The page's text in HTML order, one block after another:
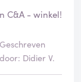
C&A - winkel!
Geschreven
door: Didier V.